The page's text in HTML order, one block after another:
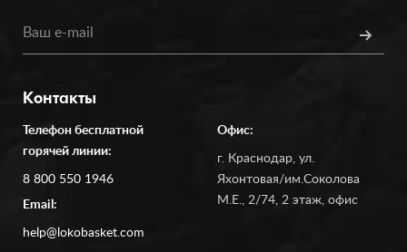
Контакты
Телефон бесплатной
горячей линии:
8 800 550 1946
Email:
help@lokobasket.com
Офис:
г. Краснодар, ул.
Яхонтовая/им.Соколова
М.Е., 2/74, 2 этаж, офис